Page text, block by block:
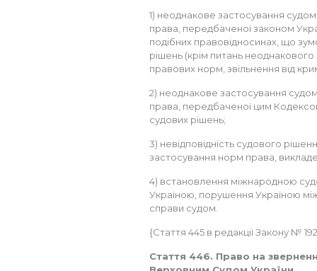
1) неоднакове застосування судом
права, передбаченої законом
подібних правовідносинах, що
рішень (крім питань
правових норм, звільнення від
2) неоднакове застосування судом
права, передбаченої цим
судових рішень;
3) невідповідність судового
застосування норм права,
4) встановлення міжнародною
Україною, порушення Україною
справи судом.
{Стаття 445 в редакції Закону №
Стаття 446. Право на